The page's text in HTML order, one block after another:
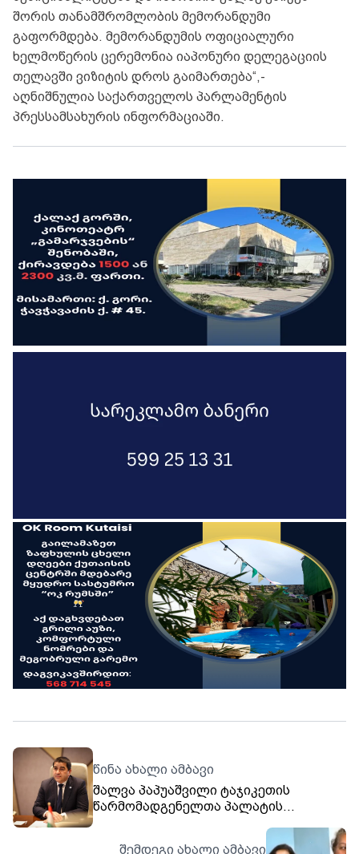
შორის თანამშრომლობის მემორანდუმი
გაფორმდება. მემორანდუმის ოფიციალური
ხელმოწერის ცერემონია იაპონური დელეგაციის
თელავში ვიზიტის დროს გაიმართება“,-
აღნიშნულია საქართველოს პარლამენტის
პრესსამსახურის ინფორმაციაში.
წინა ახალი ამბავი
შალვა პაპუაშვილი ტაჯიკეთის
წარმომადგენელთა პალატის
შემდეგი ახალი ამბავი